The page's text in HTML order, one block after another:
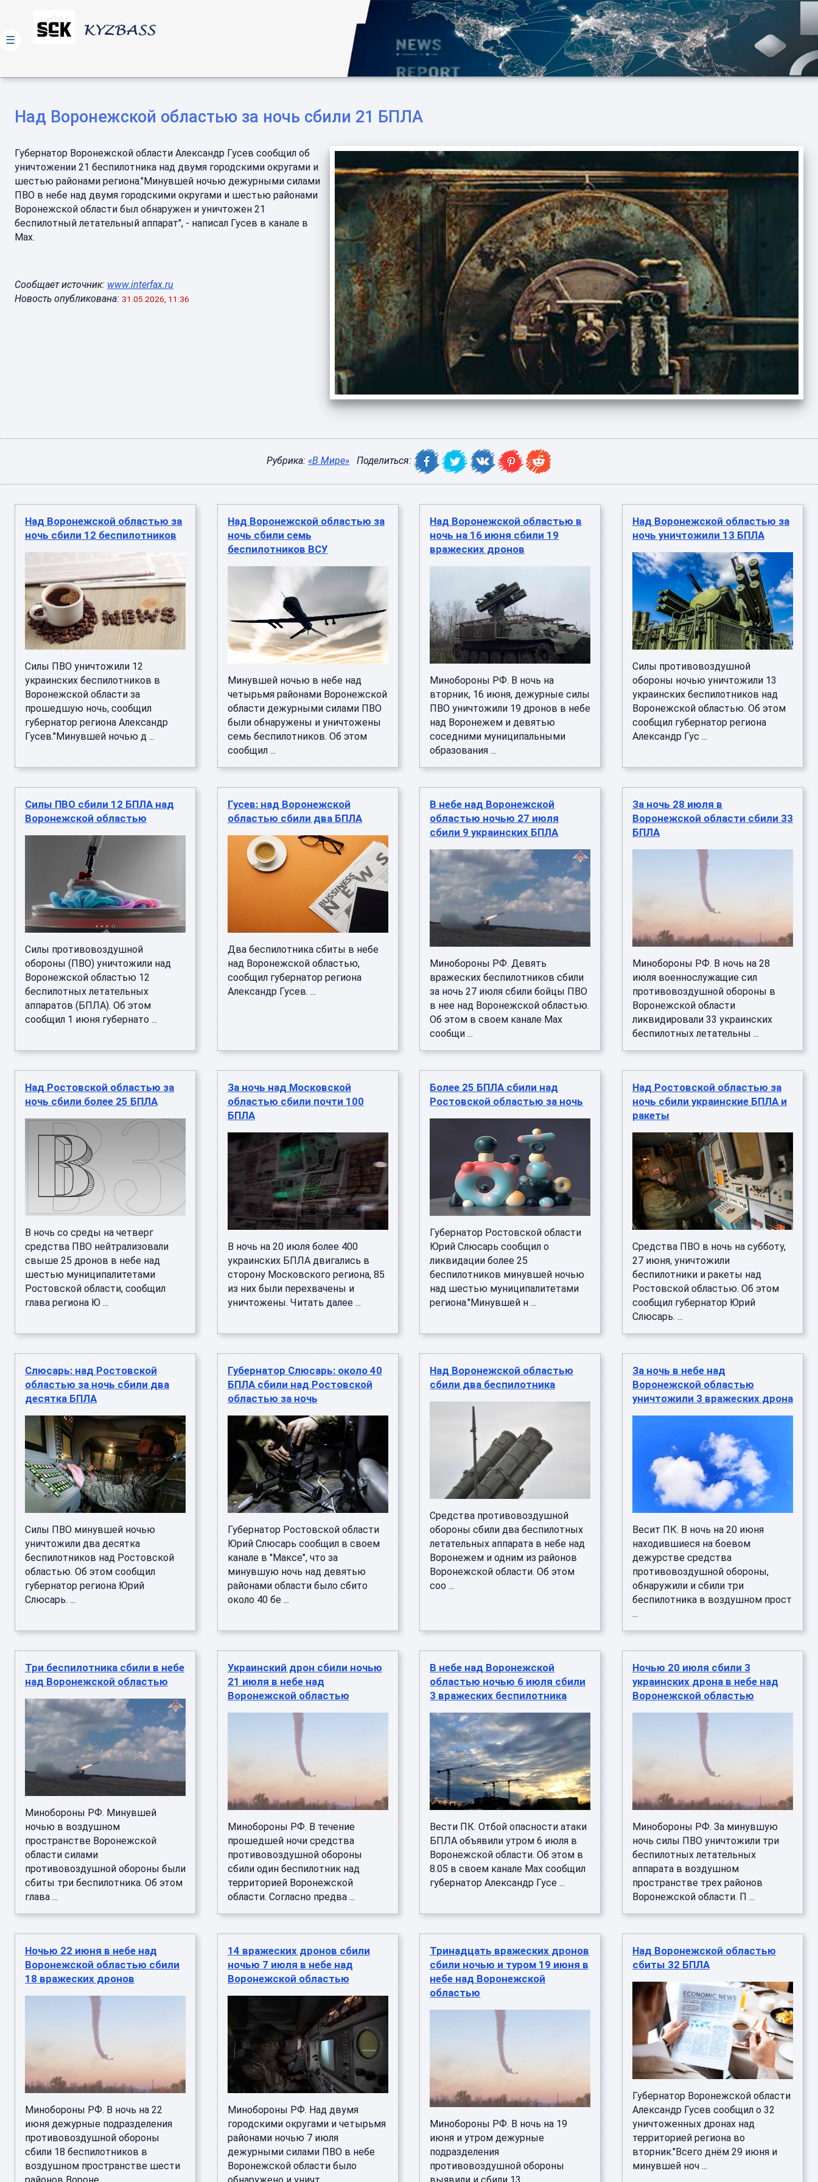
Над Воронежской областью за ночь сбили 21 БПЛА
Губернатор Воронежской области Александр Гусев сообщил об
уничтожении 21 беспилотника над двумя городскими округами и
шестью районами региона."Минувшей ночью дежурными силами
ПВО в небе над двумя городскими округами и шестью районами
Воронежской области был обнаружен и уничтожен 21
беспилотный летательный аппарат", - написал Гусев в канале в
Мах.
Сообщает источник: www.interfax.ru
Новость опубликована: 31.05.2026, 11:36
Рубрика: «В Мире» Поделиться:
Над Воронежской областью за
ночь сбили 12 беспилотников
Силы ПВО уничтожили 12
украинских беспилотников в
Воронежской области за
прошедшую ночь, сообщил
губернатор региона Александр
Гусев."Минувшей ночью д ...
Над Воронежской областью за
ночь сбили семь
беспилотников ВСУ
Минувшей ночью в небе над
четырьмя районами Воронежской
области дежурными силами ПВО
были обнаружены и уничтожены
семь беспилотников. Об этом
сообщил ...
Над Воронежской областью в
ночь на 16 июня сбили 19
вражеских дронов
Минобороны РФ. В ночь на
вторник, 16 июня, дежурные силы
ПВО уничтожили 19 дронов в небе
над Воронежем и девятью
соседними муниципальными
образования ...
Над Воронежской областью за
ночь уничтожили 13 БПЛА
Силы противовоздушной
обороны ночью уничтожили 13
украинских беспилотников над
Воронежской областью. Об этом
сообщил губернатор региона
Александр Гус ...
Силы ПВО сбили 12 БПЛА над
Воронежской областью
Силы противовоздушной
обороны (ПВО) уничтожили над
Воронежской областью 12
беспилотных летательных
аппаратов (БПЛА). Об этом
сообщил 1 июня губернато ...
Гусев: над Воронежской
областью сбили два БПЛА
Два беспилотника сбиты в небе
над Воронежской областью,
сообщил губернатор региона
Александр Гусев. ...
В небе над Воронежской
областью ночью 27 июля
сбили 9 украинских БПЛА
Минобороны РФ. Девять
вражеских беспилотников сбили
за ночь 27 июля сбили бойцы ПВО
в нее над Воронежской областью.
Об этом в своем канале Мах
сообщи ...
За ночь 28 июля в
Воронежской области сбили 33
БПЛА
Минобороны РФ. В ночь на 28
июля военнослужащие сил
противовоздушной обороны в
Воронежской области
ликвидировали 33 украинских
беспилотных летательны ...
Над Ростовской областью за
ночь сбили более 25 БПЛА
В ночь со среды на четверг
средства ПВО нейтрализовали
свыше 25 дронов в небе над
шестью муниципалитетами
Ростовской области, сообщил
глава региона Ю ...
За ночь над Московской
областью сбили почти 100
БПЛА
В ночь на 20 июля более 400
украинских БПЛА двигались в
сторону Московского региона, 85
из них были перехвачены и
уничтожены. Читать далее ...
Более 25 БПЛА сбили над
Ростовской областью за ночь
Губернатор Ростовской области
Юрий Слюсарь сообщил о
ликвидации более 25
беспилотников минувшей ночью
над шестью муниципалитетами
региона."Минувшей н ...
Над Ростовской областью за
ночь сбили украинские БПЛА и
ракеты
Средства ПВО в ночь на субботу,
27 июня, уничтожили
беспилотники и ракеты над
Ростовской областью. Об этом
сообщил губернатор Юрий
Слюсарь. ...
Слюсарь: над Ростовской
областью за ночь сбили два
десятка БПЛА
Силы ПВО минувшей ночью
уничтожили два десятка
беспилотников над Ростовской
областью. Об этом сообщил
губернатор региона Юрий
Слюсарь. ...
Губернатор Слюсарь: около 40
БПЛА сбили над Ростовской
областью за ночь
Губернатор Ростовской области
Юрий Слюсарь сообщил в своем
канале в "Максе", что за
минувшую ночь над девятью
районами области было сбито
около 40 бе ...
Над Воронежской областью
сбили два беспилотника
Средства противовоздушной
обороны сбили два беспилотных
летательных аппарата в небе над
Воронежем и одним из районов
Воронежской области. Об этом
соо ...
За ночь в небе над
Воронежской областью
уничтожили 3 вражеских дрона
Весит ПК. В ночь на 20 июня
находившиеся на боевом
дежурстве средства
противовоздушной обороны,
обнаружили и сбили три
беспилотника в воздушном прост
...
Три беспилотника сбили в небе
над Воронежской областью
Минобороны РФ. Минувшей
ночью в воздушном
пространстве Воронежской
области силами
противовоздушной обороны были
сбиты три беспилотника. Об этом
глава ...
Украинский дрон сбили ночью
21 июля в небе над
Воронежской областью
Минобороны РФ. В течение
прошедшей ночи средства
противовоздушной обороны
сбили один беспилотник над
территорией Воронежской
области. Согласно предва ...
В небе над Воронежской
областью ночью 6 июля сбили
3 вражеских беспилотника
Вести ПК. Отбой опасности атаки
БПЛА объявили утром 6 июля в
Воронежской области. Об этом в
8.05 в своем канале Мах сообщил
губернатор Александр Гусе ...
Ночью 20 июля сбили 3
украинских дрона в небе над
Воронежской областью
Минобороны РФ. За минувшую
ночь силы ПВО уничтожили три
беспилотных летательных
аппарата в воздушном
пространстве трех районов
Воронежской области. П ...
Ночью 22 июня в небе над
Воронежской областью сбили
18 вражеских дронов
Минобороны РФ. В ночь на 22
июня дежурные подразделения
противовоздушной обороны
сбили 18 беспилотников в
воздушном пространстве шести
14 вражеских дронов сбили
ночью 7 июля в небе над
Воронежской областью
Минобороны РФ. Над двумя
городскими округами и четырьмя
районами ночью 7 июля
дежурными силами ПВО в небе
Воронежской области было
Тринадцать вражеских дронов
сбили ночью и туром 19 июня в
небе над Воронежской
областью
Минобороны РФ. В ночь на 19
июня и утром дежурные
подразделения
противовоздушной обороны
Над Воронежской областью
сбиты 32 БПЛА
Губернатор Воронежской области
Александр Гусев сообщил о 32
уничтоженных дронах над
территорией региона во
вторник."Всего днём 29 июня и
минувшей ноч ...
☰